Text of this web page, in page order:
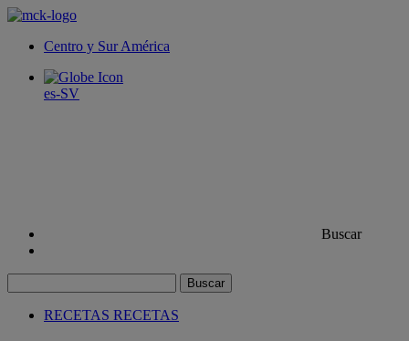
Centro y Sur América
es-SV
Buscar
Buscar
RECETAS RECETAS